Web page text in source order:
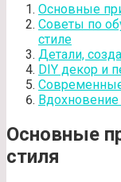
Основные
Советы по
стиле
Детали,
DIY декор и
Вдохновение
Основные
стиля